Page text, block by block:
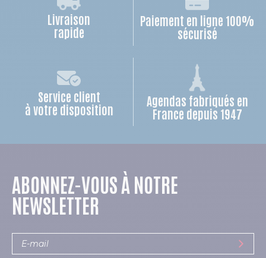
Livraison
rapide
Paiement en ligne 100%
sécurisé
Service client
à votre disposition
Agendas fabriqués en
France depuis 1947
ABONNEZ-VOUS À NOTRE
NEWSLETTER